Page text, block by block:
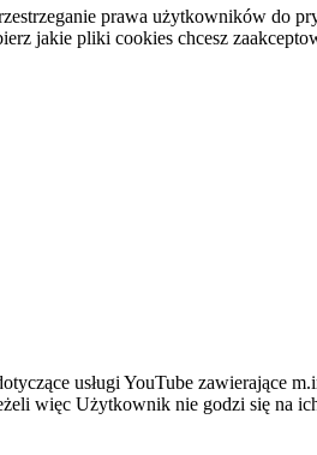
prawa użytkowników do
jakie pliki cookies chcesz
usługi YouTube zawierające
więc Użytkownik nie godzi się na